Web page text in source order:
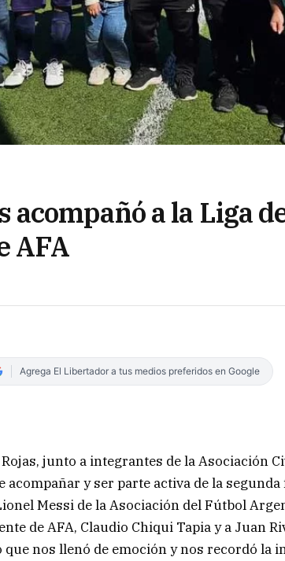
acompañó a la Liga
AFA
Agrega El Libertador a tus medios preferidos en Google
junto a integrantes de la Asociación
y ser parte activa de la segunda
Messi de la Asociación del Fútbol
de AFA, Claudio Chiqui Tapia y a Juan
nos llenó de emoción y nos recordó la